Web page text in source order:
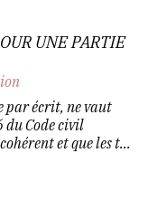
UNE PARTIE
par écrit, ne vaut
du Code civil
et que les t...